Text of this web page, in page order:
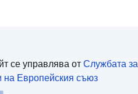
се управлява от Службата за
на Европейския съюз